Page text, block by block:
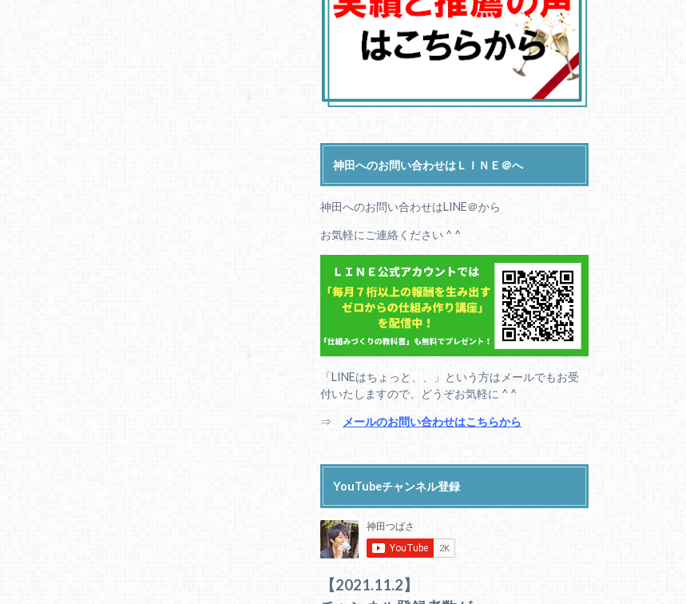
神田へのお問い合わせはＬＩＮＥ＠へ
神田へのお問い合わせはLINE＠から
お気軽にご連絡ください ^ ^
「LINEはちょっと、、」という方はメールでもお受
付いたしますので、どうぞお気軽に ^ ^
⇒ メールのお問い合わせはこちらから
YouTubeチャンネル登録
【2021.11.2】